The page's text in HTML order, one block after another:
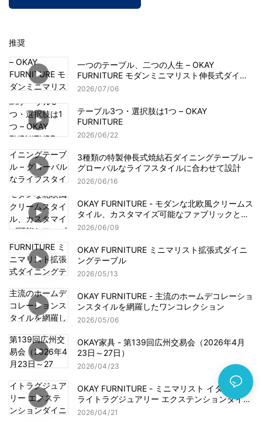
推奨
一つのテーブル、二つの人生 – OKAY
FURNITURE モダンミニマリスト伸長式ダイニ
ングテーブル
2026 07 06
テーブル3つ・選択肢は1つ – OKAY
FURNITURE
2026 06 22
3種類の特製伸長式焼結石ダイニングテーブル –
グローバルなライフスタイルに合わせて設計
2026 06 16
OKAY FURNITURE - モダンな北欧風クリームス
タイル、カスタマイズ可能なファブリックと無
垢材の脚
2026 06 09
OKAY FURNITURE ミニマリスト拡張式ダイニ
ングテーブル
2026 05 13
OKAY FURNITURE - 主流のホームデコレーショ
ンスタイルを網羅したワンコレクション
2026 05 06
OKAY家具 - 第139回広州交易会（2026年4月
23日～27日）
2026 04 23
OKAY FURNITURE - ミニマリスト イタリアン
ライトラグジュアリー エクステンションダイニ
ングテーブル - ラジアルXフレーム、プレミア
2026 04 21